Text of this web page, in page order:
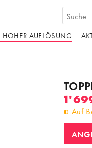
AUFLÖSUNG
Auf